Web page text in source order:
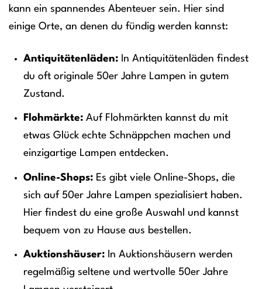
kann ein spannendes Abenteuer sein. Hier sind
einige Orte, an denen du fündig werden kannst:
Antiquitätenläden:In Antiquitätenläden findest
du oft originale 50er Jahre Lampen in gutem
Zustand.
Flohmärkte:Auf Flohmärkten kannst du mit
etwas Glück echte Schnäppchen machen und
einzigartige Lampen entdecken.
Online-Shops:Es gibt viele Online-Shops, die
sich auf 50er Jahre Lampen spezialisiert haben.
Hier findest du eine große Auswahl und kannst
bequem von zu Hause aus bestellen.
Auktionshäuser:In Auktionshäusern werden
regelmäßig seltene und wertvolle 50er Jahre